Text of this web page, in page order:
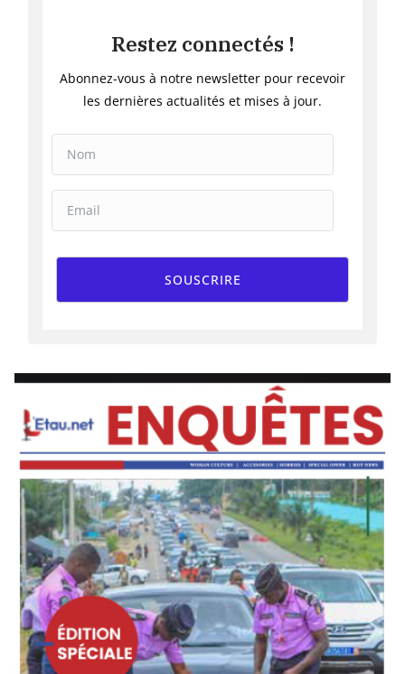
Restez connectés !
Abonnez-vous à notre newsletter pour recevoir
les dernières actualités et mises à jour.
SOUSCRIRE